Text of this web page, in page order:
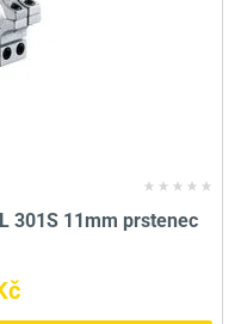
301S 11mm prstenec